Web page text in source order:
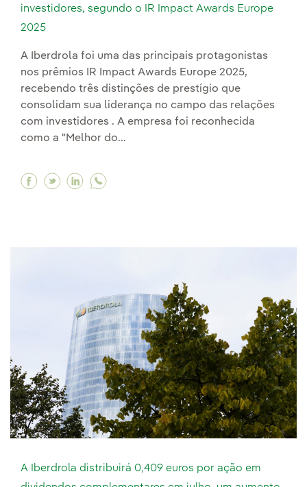
investidores, segundo o IR Impact Awards Europe
2025
A Iberdrola foi uma das principais protagonistas
nos prêmios IR Impact Awards Europe 2025,
recebendo três distinções de prestígio que
consolidam sua liderança no campo das relações
com investidores . A empresa foi reconhecida
como a "Melhor do...
Facebook Iberdrola é reconhecida como a
Twitter Iberdrola é reconhecida como a
Linkedin Iberdrola é reconhecida
A Iberdrola distribuirá 0,409 euros por ação em